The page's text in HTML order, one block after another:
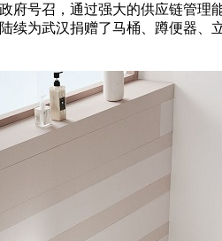
号召，通过强大的供应链管理
续为武汉捐赠了马桶、蹲便器